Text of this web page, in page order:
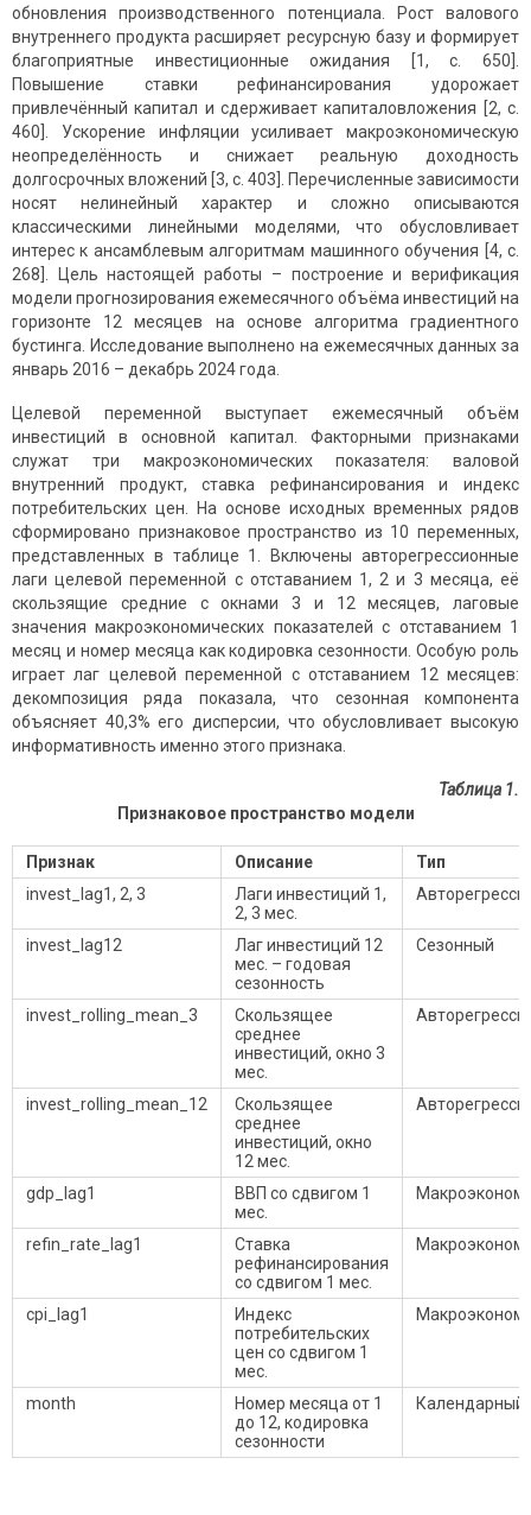
обновления производственного потенциала. Рост валового
внутреннего продукта расширяет ресурсную базу и формирует
благоприятные инвестиционные ожидания [1, с. 650].
Повышение ставки рефинансирования удорожает
привлечённый капитал и сдерживает капиталовложения [2, с.
460]. Ускорение инфляции усиливает макроэкономическую
неопределённость и снижает реальную доходность
долгосрочных вложений [3, с. 403]. Перечисленные зависимости
носят нелинейный характер и сложно описываются
классическими линейными моделями, что обусловливает
интерес к ансамблевым алгоритмам машинного обучения [4, с.
268]. Цель настоящей работы – построение и верификация
модели прогнозирования ежемесячного объёма инвестиций на
горизонте 12 месяцев на основе алгоритма градиентного
бустинга. Исследование выполнено на ежемесячных данных за
январь 2016 – декабрь 2024 года.
Целевой переменной выступает ежемесячный объём
инвестиций в основной капитал. Факторными признаками
служат три макроэкономических показателя: валовой
внутренний продукт, ставка рефинансирования и индекс
потребительских цен. На основе исходных временных рядов
сформировано признаковое пространство из 10 переменных,
представленных в таблице 1. Включены авторегрессионные
лаги целевой переменной с отставанием 1, 2 и 3 месяца, её
скользящие средние с окнами 3 и 12 месяцев, лаговые
значения макроэкономических показателей с отставанием 1
месяц и номер месяца как кодировка сезонности. Особую роль
играет лаг целевой переменной с отставанием 12 месяцев:
декомпозиция ряда показала, что сезонная компонента
объясняет 40,3% его дисперсии, что обусловливает высокую
информативность именно этого признака.
Таблица 1.
Признаковое пространство модели
Признак Описание
Тип
invest_lag1, 2, 3
Лаги инвестиций 1,
2, 3 мес.
invest_lag12
Лаг инвестиций 12
мес. – годовая
сезонность
Сезонный
invest_rolling_mean_3
Скользящее
среднее
инвестиций, окно 3
мес.
invest_rolling_mean_12
Скользящее
среднее
инвестиций, окно
12 мес.
gdp_lag1
ВВП со сдвигом 1
мес.
refin_rate_lag1
Ставка
рефинансирования
со сдвигом 1 мес.
cpi_lag1
Индекс
потребительских
цен со сдвигом 1
мес.
month
Номер месяца от 1
до 12, кодировка
сезонности
Календарный